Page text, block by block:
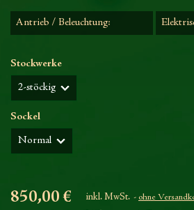
Antrieb / Beleuchtung:
Stockwerke
Sockel
850,00 € inkl. MwSt. ohne